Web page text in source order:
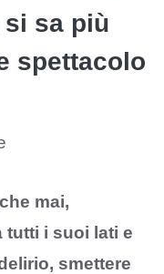
sa più
spettacolo
mai,
tutti i suoi lati e
smettere